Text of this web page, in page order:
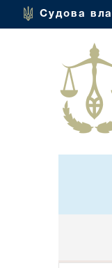
Судова